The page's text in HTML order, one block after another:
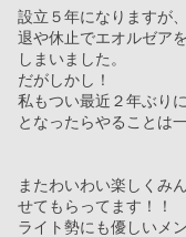
設立５年になりますが
退や休止でエオルゼア
しまいました。
だがしかし！
私もつい最近２年ぶり
となったらやることは一
またわいわい楽しくみ
せてもらってます！！
ライト勢にも優しいメ